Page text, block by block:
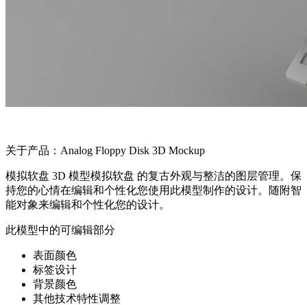
关于产品：Analog Floppy Disk 3D Mockup
模拟软盘 3D 模型模拟软盘 的复古外观与整洁的图层管理。保
持您的心情在编辑和个性化您使用此模型制作的设计。随附智
能对象来编辑和个性化您的设计。
此模型中的可编辑部分
表面颜色
标签设计
背景颜色
其他技术特性调整